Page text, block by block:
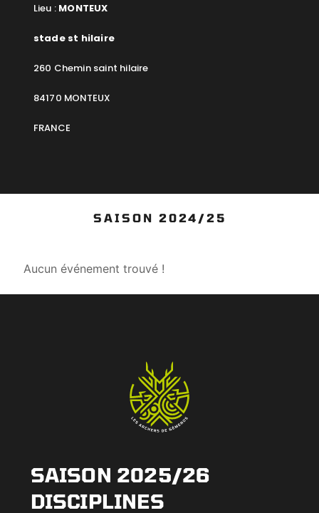
Lieu : MONTEUX
stade st hilaire
260 Chemin saint hilaire
84170 MONTEUX
FRANCE
SAISON 2024/25
Aucun événement trouvé !
SAISON 2025/26
DISCIPLINES